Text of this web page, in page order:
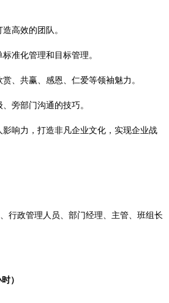
高效的团队。
准化管理和目标管理。
、共赢、感恩、仁爱等领袖魅力。
旁部门沟通的技巧。
响力，打造非凡企业文化，实现企业战
行政管理人员、部门经理、主管、班组长
）